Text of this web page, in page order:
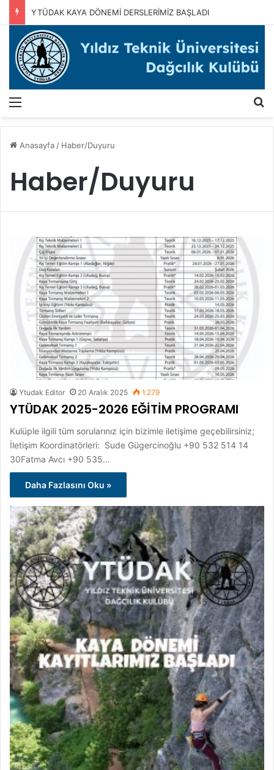
YTÜDAK KAYA DÖNEMİ DERSLERİMİZ BAŞLADI
Anasayfa / Haber/Duyuru
Haber/Duyuru
Ytudak Editor 20 Aralık 2025 1.279
YTÜDAK 2025-2026 EĞİTİM PROGRAMI
Kulüple ilgili tüm sorularınız için bizimle iletişime geçebilirsiniz;
İletişim Koordinatörleri: Sude Gügercinoğlu +90 532 514 14
30Fatma Avcı +90 535…
Daha Fazlasını Oku »